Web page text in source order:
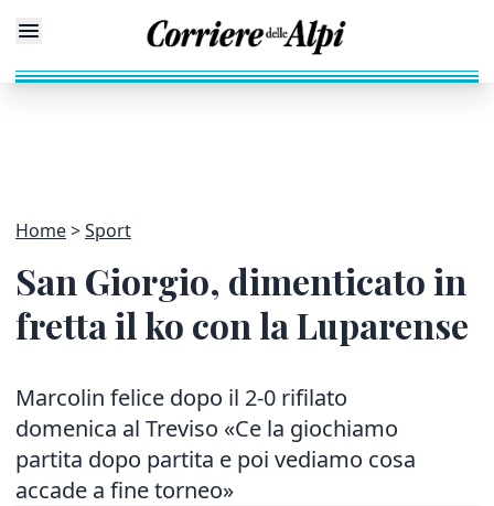
Home Sport
San Giorgio, dimenticato in
fretta il ko con la Luparense
Marcolin felice dopo il 2-0 rifilato
domenica al Treviso «Ce la giochiamo
partita dopo partita e poi vediamo cosa
accade a fine torneo»